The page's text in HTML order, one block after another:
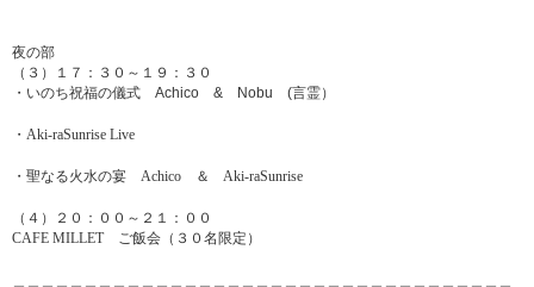
夜の部
（３）１７：３０～１９：３０
・いのち祝福の儀式 Achico & Nobu (言霊）
・Aki-raSunrise Live
・聖なる火水の宴 Achico ＆ Aki-raSunrise
（４）２０：００～２１：００
CAFE MILLET ご飯会（３０名限定）